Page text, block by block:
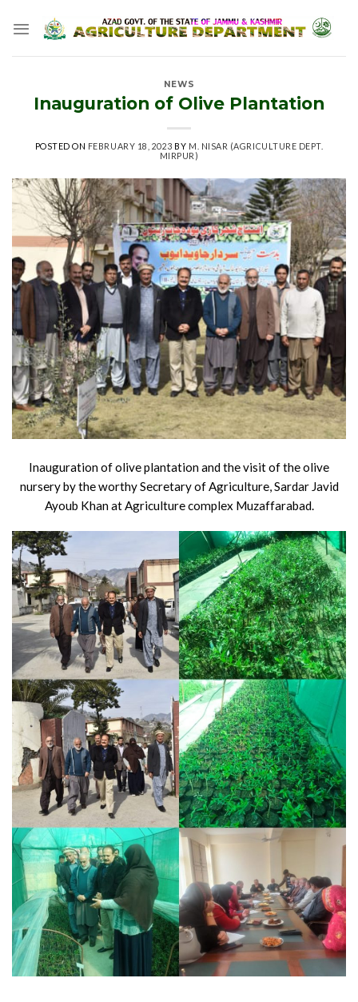
NEWS
Inauguration of Olive Plantation
POSTED ON FEBRUARY 18, 2023 BY M. NISAR (AGRICULTURE DEPT.
MIRPUR)
Inauguration of olive plantation and the visit of the olive
nursery by the worthy Secretary of Agriculture, Sardar Javid
Ayoub Khan at Agriculture complex Muzaffarabad.